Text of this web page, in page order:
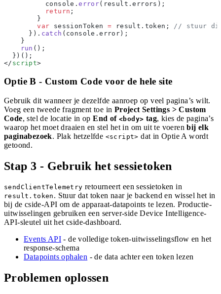
          console.
error(result.errors);
          return
;
        }
        var
sessionToken = result.token; // stuur dit
      }).
catch (console.error);
    }
    run
();
  })();
</ script>
Optie B - Custom Code voor de hele site
Gebruik dit wanneer je dezelfde aanroep op veel pagina’s wilt.
Voeg een tweede fragment toe in Project Settings > Custom
Code, stel de locatie in opEnd of<body> tag, kies de pagina’s
waarop het moet draaien en stel het in om uit te voerenbij elk
paginabezoek. Plak hetzelfde <script> dat in Optie A wordt
getoond.
Stap 3 - Gebruik het sessietoken
sendClientTelemetry retourneert een sessietoken in
result.token . Stuur dat token naar je backend en wissel het in
bij de cside-API om de apparaat-datapoints te lezen. Productie-
uitwisselingen gebruiken een server-side Device Intelligence-
API-sleutel uit het cside-dashboard.
Events API - de volledige token-uitwisselingsflow en het
response-schema
Datapoints ophalen - de data achter een token lezen
Problemen oplossen